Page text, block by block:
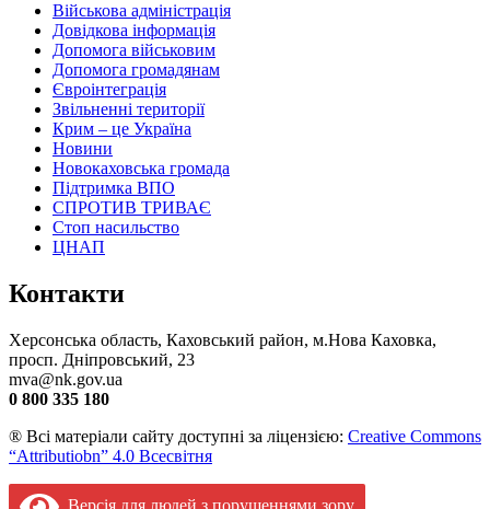
Військова адміністрація
Довідкова інформація
Допомога військовим
Допомога громадянам
Євроінтеграція
Звільненні території
Крим – це Україна
Новини
Новокаховська громада
Підтримка ВПО
СПРОТИВ ТРИВАЄ
Стоп насильство
ЦНАП
Контакти
Херсонська область, Каховський район, м.Нова Каховка,
просп. Дніпровський, 23
mva@nk.gov.ua
0 800 335 180
® Всі матеріали сайту доступні за ліцензією: Creative Commons
“Attributiobn” 4.0 Всесвітня
Версія для людей з порушеннями зору